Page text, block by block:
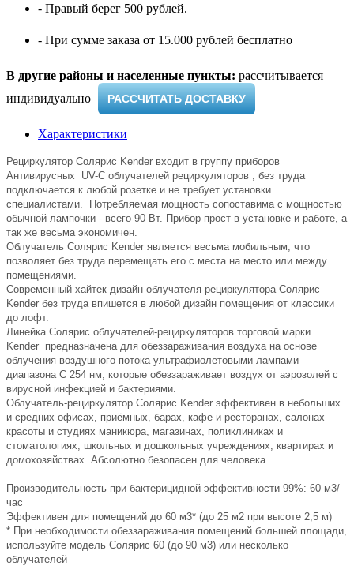
- Правый берег 500 рублей.
- При сумме заказа от 15.000 рублей бесплатно
В другие районы и населенные пункты: рассчитывается
индивидуально ​
РАССЧИТАТЬ ДОСТАВКУ
Характеристики
Рециркулятор Солярис Kender входит в группу приборов
Антивирусных UV-C облучателей рециркуляторов , без труда
подключается к любой розетке и не требует установки
специалистами. Потребляемая мощность сопоставима с мощностью
обычной лампочки - всего 90 Вт. Прибор прост в установке и работе, а
так же весьма экономичен.
Облучатель Солярис Kender является весьма мобильным, что
позволяет без труда перемещать его с места на место или между
помещениями.
Современный хайтек дизайн облучателя-рециркулятора Солярис
Kender без труда впишется в любой дизайн помещения от классики
до лофт.
Линейка Солярис облучателей-рециркуляторов торговой марки
Kender предназначена для обеззараживания воздуха на основе
облучения воздушного потока ультрафиолетовыми лампами
диапазона С 254 нм, которые обеззараживает воздух от аэрозолей с
вирусной инфекцией и бактериями.
Облучатель-рециркулятор Солярис Kender эффективен в небольших
и средних офисах, приёмных, барах, кафе и ресторанах, салонах
красоты и студиях маникюра, магазинах, поликлиниках и
стоматологиях, школьных и дошкольных учреждениях, квартирах и
домохозяйствах. Абсолютно безопасен для человека.
Производительность при бактерицидной эффективности 99%: 60 м3/
час
Эффективен для помещений до 60 м3* (до 25 м2 при высоте 2,5 м)
* При необходимости обеззараживания помещений большей площади,
используйте модель Солярис 60 (до 90 м3) или несколько
облучателей